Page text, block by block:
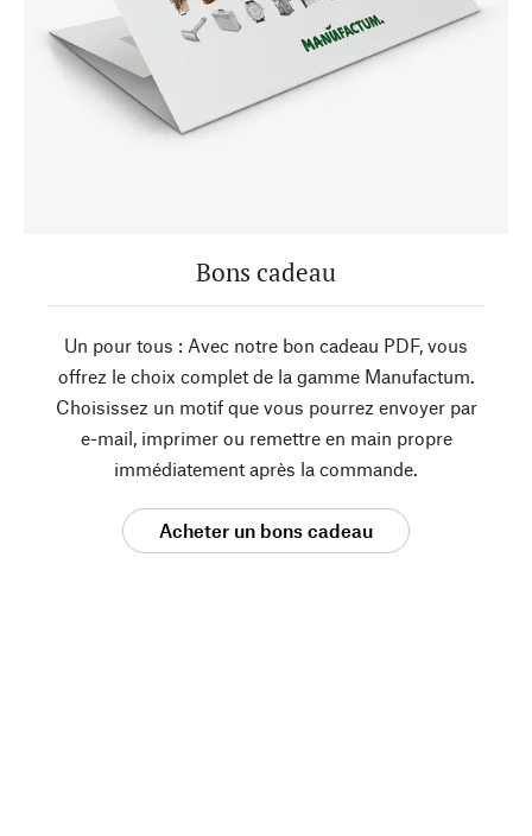
Bons cadeau
Un pour tous : Avec notre bon cadeau PDF, vous
offrez le choix complet de la gamme Manufactum.
Choisissez un motif que vous pourrez envoyer par
e-mail, imprimer ou remettre en main propre
immédiatement après la commande.
Acheter un bons cadeau